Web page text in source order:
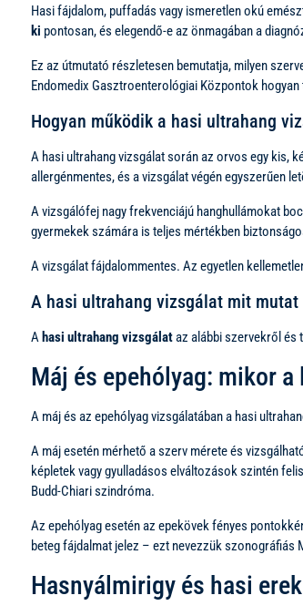
Hasi fájdalom, puffadás vagy ismeretlen okú
ki pontosan, és elegendő-e az önmagában a
Ez az útmutató részletesen bemutatja, milyen
Endomedix Gasztroenterológiai Központok
Hogyan működik a hasi ultrahang
A hasi ultrahang vizsgálat során az orvos egy kis,
allergénmentes, és a vizsgálat végén egyszerűen
A vizsgálófej nagy frekvenciájú hanghullámokat
gyermekek számára is teljes mértékben
A vizsgálat fájdalommentes. Az egyetlen
A hasi ultrahang vizsgálat mit mutat
A hasi ultrahang vizsgálataz alábbi szervekről és
Máj és epehólyag: mikor
A máj és az epehólyag vizsgálatában a hasi
A máj esetén mérhető a szerv mérete és
képletek vagy gyulladásos elváltozások szintén
Budd-Chiari szindróma.
Az epehólyag esetén az epekövek fényes
beteg fájdalmat jelez – ezt nevezzük szonográfiás
Hasnyálmirigy és hasi